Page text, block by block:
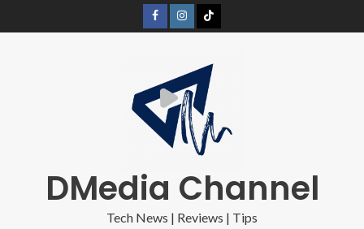
DMedia Channel
Tech News | Reviews | Tips